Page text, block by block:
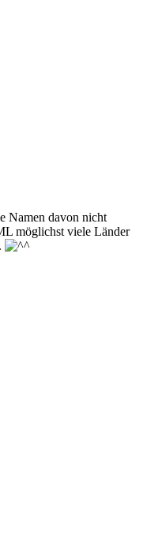
Namen davon nicht
möglichst viele Länder